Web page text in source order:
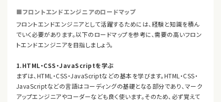
■フロントエンドエンジニアのロードマップ
フロントエンドエンジニアとして活躍するためには、経験と知識を積ん
でいく必要があります。以下のロードマップを参考に、需要の高いフロン
トエンドエンジニアを目指しましょう。
1.HTML・CSS・JavaScriptを学ぶ
まずは、HTML・CSS・JavaScriptなどの基本を学びます。HTML・CSS・
JavaScriptなどの言語はコーディングの基礎となる部分であり、マーク
アップエンジニアやコーダーなども良く使います。そのため、必ず覚えて